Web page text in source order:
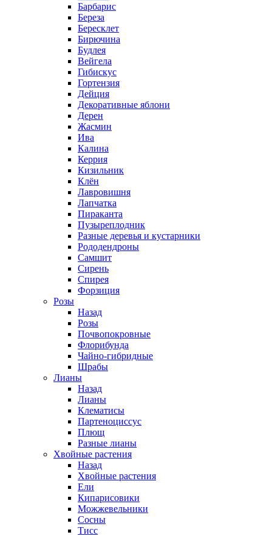
Барбарис
Береза
Бересклет
Бирючина
Будлея
Вейгела
Гибискус
Гортензия
Дейция
Декоративные яблони
Дерен
Жасмин
Ива
Калина
Керрия
Кизильник
Клён
Лавровишня
Лапчатка
Пираканта
Пузыреплодник
Разные деревья и кустарники
Рододендроны
Самшит
Сирень
Спирея
Форзиция
Розы
Назад
Розы
Почвопокровные
Флорибунда
Чайно-гибридные
Шрабы
Лианы
Назад
Лианы
Клематисы
Партеноциссус
Плющ
Разные лианы
Хвойные растения
Назад
Хвойные растения
Ели
Кипарисовики
Можжевельники
Сосны
Тисс